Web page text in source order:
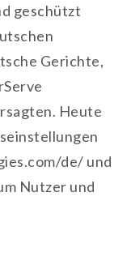
geschützt
Gerichte,
Heute
de/ und
Nutzer und